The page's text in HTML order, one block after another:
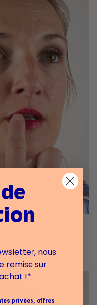
la couvrance
nécessaire.nous
remise sur
!*
privées, offres